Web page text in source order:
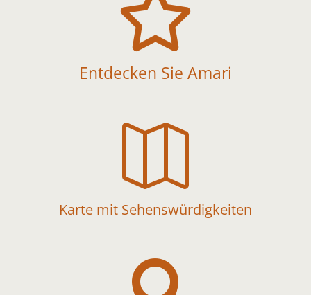

Entdecken Sie Amari

Karte mit Sehenswürdigkeiten